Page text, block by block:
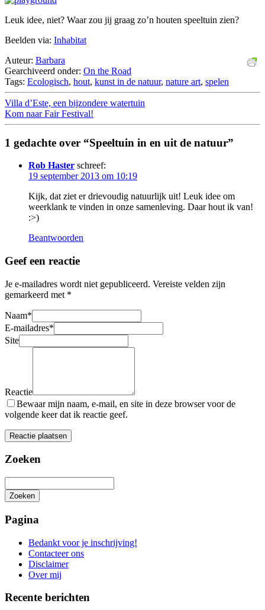
Leuk idee, niet? Waar zou jij graag zo’n houten speeltuin zien?
Beelden via: Inhabitat
Auteur: Barbara
Gearchiveerd onder: On the Road
Tags: Ecologisch, hout, kunst in de natuur, nature art, spelen
Villa d’Este, een bijzondere watertuin
Kom naar Fair Festival!
1 gedachte over “Speeltuin in en uit de natuur”
Rob Haster schreef:
19 september 2013 om 10:19
Kijk, dat ziet er drievoudig natuurlijk uit! Leuk idee om
weerklank te vinden in onze samenleving. Daar hout ik van!
:>)
Beantwoorden
Geef een reactie
Je e-mailadres wordt niet gepubliceerd. Vereiste velden zijn
gemarkeerd met *
Naam*
E-mailadres*
Site
Reactie
Bewaar mijn naam, e-mail, en site in deze browser voor de
volgende keer dat ik reactie geef.
Zoeken
Zoeken
zoeken
Pagina
Bedankt voor je inschrijving!
Contacteer ons
Disclaimer
Over mij
Recente berichten